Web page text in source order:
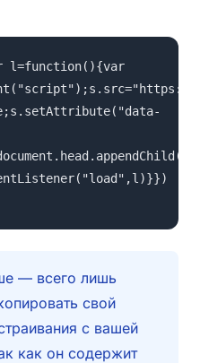
l=function(){var
— всего лишь
свой
с вашей
как он содержит